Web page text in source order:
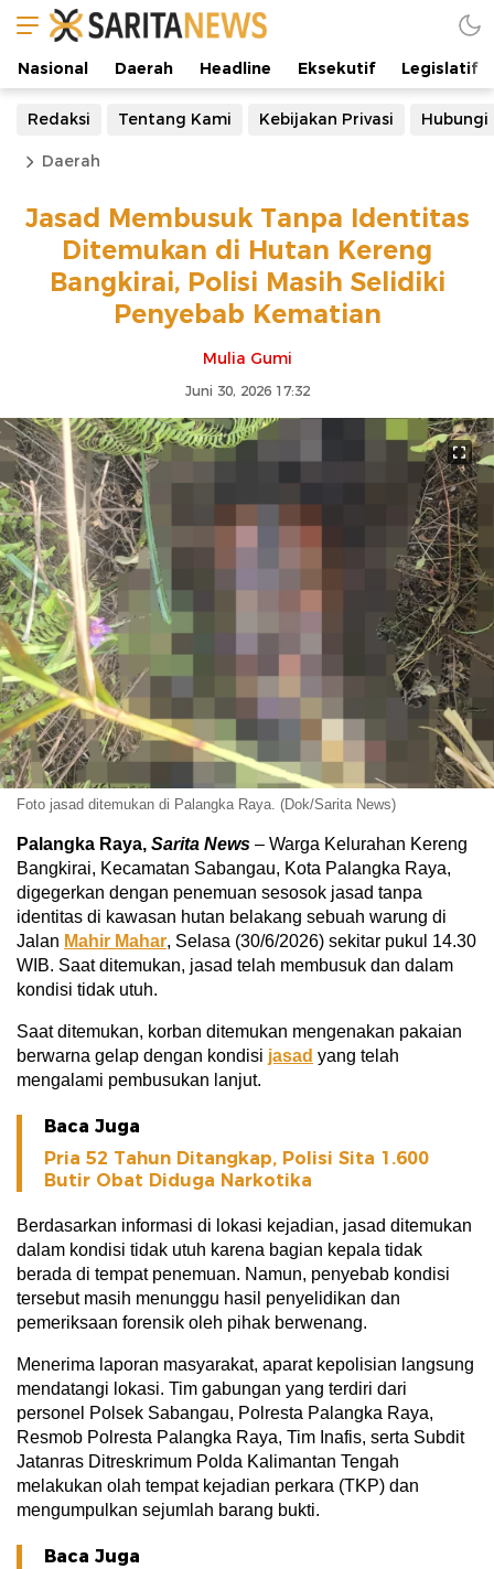
Nasional Daerah Headline Eksekutif Legislatif
Redaksi Tentang Kami Kebijakan Privasi Hubungi
Daerah
Jasad Membusuk Tanpa Identitas
Ditemukan di Hutan Kereng
Bangkirai, Polisi Masih Selidiki
Penyebab Kematian
Mulia Gumi
Juni 30, 2026 17:32
Foto jasad ditemukan di Palangka Raya. (Dok/Sarita News)
Palangka Raya, Sarita News – Warga Kelurahan Kereng
Bangkirai, Kecamatan Sabangau, Kota Palangka Raya,
digegerkan dengan penemuan sesosok jasad tanpa
identitas di kawasan hutan belakang sebuah warung di
Jalan Mahir Mahar, Selasa (30/6/2026) sekitar pukul 14.30
WIB. Saat ditemukan, jasad telah membusuk dan dalam
kondisi tidak utuh.
Saat ditemukan, korban ditemukan mengenakan pakaian
berwarna gelap dengan kondisi jasad yang telah
mengalami pembusukan lanjut.
Baca Juga
Pria 52 Tahun Ditangkap, Polisi Sita 1.600
Butir Obat Diduga Narkotika
Berdasarkan informasi di lokasi kejadian, jasad ditemukan
dalam kondisi tidak utuh karena bagian kepala tidak
berada di tempat penemuan. Namun, penyebab kondisi
tersebut masih menunggu hasil penyelidikan dan
pemeriksaan forensik oleh pihak berwenang.
Menerima laporan masyarakat, aparat kepolisian langsung
mendatangi lokasi. Tim gabungan yang terdiri dari
personel Polsek Sabangau, Polresta Palangka Raya,
Resmob Polresta Palangka Raya, Tim Inafis, serta Subdit
Jatanras Ditreskrimum Polda Kalimantan Tengah
melakukan olah tempat kejadian perkara (TKP) dan
mengumpulkan sejumlah barang bukti.
Baca Juga